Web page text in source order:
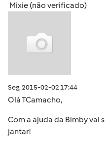
Mixie (não verificado)
Seg, 2015-02-02 17:44
Olá TCamacho,
Com a ajuda da Bimby vai
jantar!